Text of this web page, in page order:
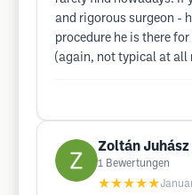
and rigorous surgeon -
procedure he is there
(again, not typical at all
Zoltán Juhász
1 Bewertungen
★★★★★